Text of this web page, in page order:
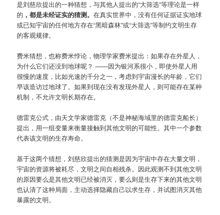
是刘慈欣提出的一种猜想，与其他人提出的“大筛选”等理论是一样
的 ，都是未经证实的猜测。在真实世界中，没有任何证据证实地球
或已知宇宙的任何地方存在“黑暗森林”或“大筛选”等制约文明生存
的客观规律。
费米猜想，也称费米悖论，物理学家费米提出：如果存在外星人，
为什么它们还没到地球呢？ ——因为银河系很小，即使外星人用
很慢的速度，比如光速的千分之一，考虑到宇宙漫长的年龄，它们
早该造访过地球了。如果到现在没有发现外星人，则可能存在某种
机制，不允许文明长期存在。
德雷克公式，由天文学家德雷克（不是神秘海域里的德雷克船长）
提出，用一组变量来衡量接触到其他文明的可能性。其中一个参数
代表该文明的生存寿命。
基于这两个猜想，刘慈欣提出的猜测是因为宇宙中存在大量文明，
宇宙的资源将被耗尽，文明之间自相残杀。因此观测不到其他文明
的原因要么是其他文明已经被消灭，要么则是生存下来的其他文明
也认清了这种局面，主动选择隐藏自己以求生存，并试图消灭其他
暴露的文明。